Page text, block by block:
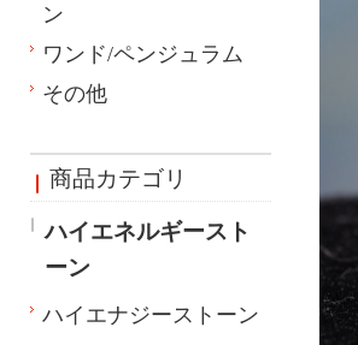
ン
ワンド/ペンジュラム
その他
商品カテゴリ
ハイエネルギースト
ーン
ハイエナジーストーン